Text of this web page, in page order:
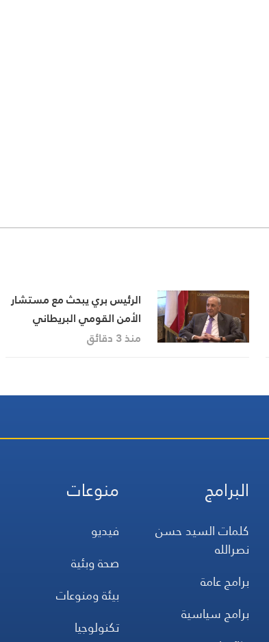
الرئيس بري يبحث مع مستشار
الأمن القومي البريطاني
التطورات في لبنان والمنطقة
منذ 3 دقائق
البرامج
كلمات السيد حسن
نصرالله
برامج عامة
برامج سياسية
منوعات
فيديو
صحة وبئية
بيئة ومنوعات
تكنولوجيا